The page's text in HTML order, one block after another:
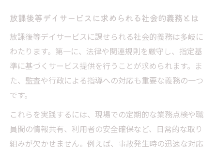
放課後等デイサービスに求められる社会的義務とは
放課後等デイサービスに課せられる社会的義務は多岐に
わたります。第一に、法律や関連規則を厳守し、指定基
準に基づくサービス提供を行うことが求められます。ま
た、監査や行政による指導への対応も重要な義務の一つ
です。
これらを実践するには、現場での定期的な業務点検や職
員間の情報共有、利用者の安全確保など、日常的な取り
組みが欠かせません。例えば、事故発生時の迅速な対応